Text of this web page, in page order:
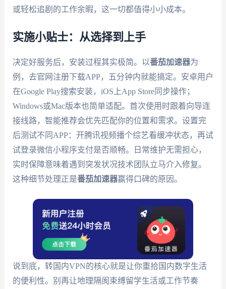
或轻松追剧的工作余暇，这一切都值得小小成本。
实施小贴士：从选择到上手
决定好服务后，安装过程其实极简。以番茄加速器为
例，去官网注册下载APP，五分钟内就能搞定。安卓用户
在Google Play搜索安装，iOS上App Store同步操作；
Windows或Mac版本也简单适配。首次使用时跟着向导连
接线路，智能推荐会优先匹配你的位置和需求。设置完
后测试不同APP：开腾讯视频播个综艺看缓冲状态，再试
试登录微信小程序支付是否顺畅。日常维护无需担心，
实时保障意味着遇到突发状况技术团队立马介入修复。
这种细节处理正是番茄加速器赢得口碑的原因。
说到底，转国内VPN的核心就是让你重拾国内数字生活
的便利性。别再让地理隔阂束缚留学生活或工作节奏